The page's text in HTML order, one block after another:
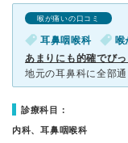
喉が痛いの口コミ
耳鼻咽喉科 喉
あまりにも的確でびっ
診療科目：
内科、耳鼻咽喉科